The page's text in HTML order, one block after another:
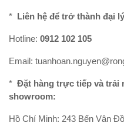
* Liên hệ để trở thành đại
Hotline: 0912 102 105
Email:
* Đặt hàng trực tiếp và trải
showroom:
Hồ Chí Minh: 243 Bến Vân